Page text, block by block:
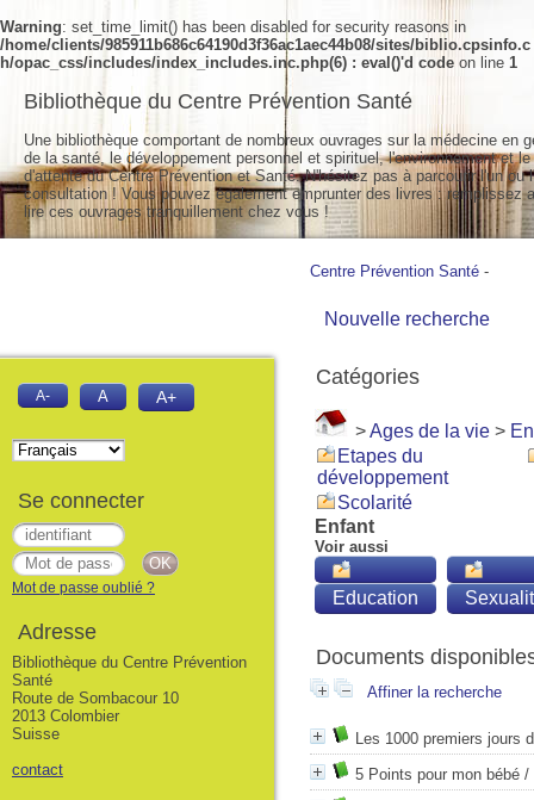
Warning: set_time_limit() has been disabled for security reasons in
/home/clients/985911b686c64190d3f36ac1aec44b08/sites/biblio.cpsinfo.c
h/opac_css/includes/index_includes.inc.php(6) : eval()'d code on line 1
Centre Prévention Santé -
Nouvelle recherche
Catégories
>Ages de la vie >
Etapes du
développement
Scolarité
Enfant
Voir aussi
Education
Documents
Affiner la recherche
Les 1000 premiers jours
5 Points pour mon bébé /
Bibliothèque du Centre Prévention Santé
Une bibliothèque comportant de nombreux ouvrages sur la médecine en
de la santé, le développement personnel et spirituel, l'environnement et
d'attente du Centre Prévention et Santé. N'hésitez pas à parcourir l'un
consultation ! Vous pouvez également emprunter des livres : remplissez
lire ces ouvrages tranquillement chez vous !
A- A A+
Se connecter
Mot de passe oublié ?
Adresse
Bibliothèque du Centre Prévention
Santé
Route de Sombacour 10
2013 Colombier
Suisse
contact